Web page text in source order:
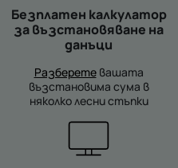
Безплатен калкулатор
за възстановяване на
данъци
Разберетевашата
възстановима сума в
няколко лесни стъпки